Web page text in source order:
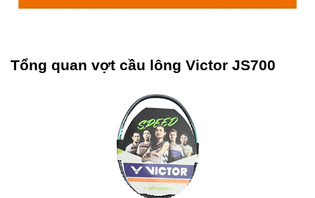
Tổng quan vợt cầu lông Victor JS700